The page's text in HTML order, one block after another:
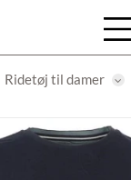
Ridetøj til damer